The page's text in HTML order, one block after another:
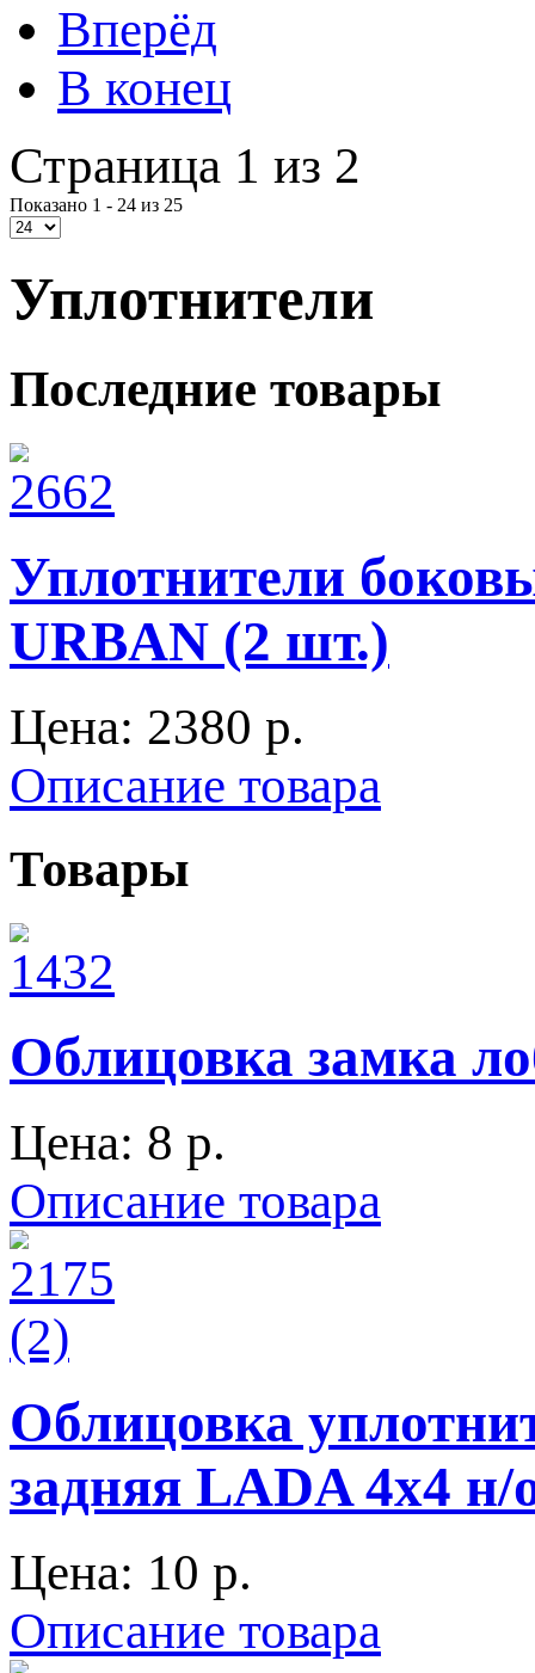
Вперёд
В конец
Страница 1 из 2
Показано 1 - 24 из 25
Уплотнители
Последние товары
Уплотнители
URBAN (2 шт.)
Цена: 2380 p.
Описание товара
Товары
Облицовка замка
Цена: 8 p.
Описание товара
Облицовка
задняя LADA 4x4 н/
Цена: 10 p.
Описание товара